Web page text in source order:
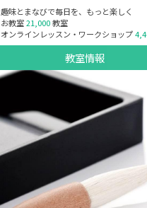
趣味とまなびで毎日を、もっと楽しく
お教室21,000教室
オンラインレッスン・ワークショップ
教室情報